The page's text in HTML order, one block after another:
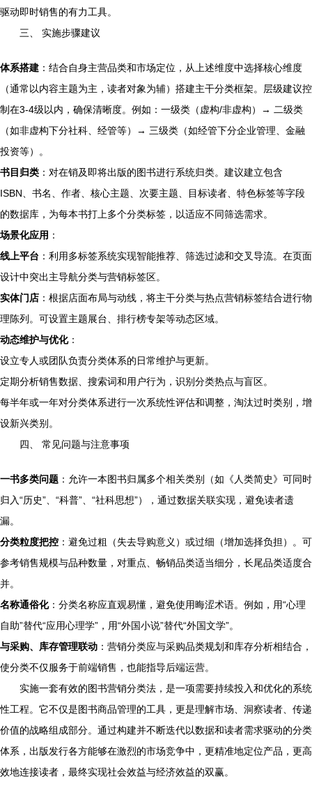
驱动即时销售的有力工具。
三、 实施步骤建议
体系搭建 ：结合自身主营品类和市场定位，从上述维度中选择核心维度
（通常以内容主题为主，读者对象为辅）搭建主干分类框架。层级建议控
制在3-4级以内，确保清晰度。例如：一级类（虚构/非虚构）→ 二级类
（如非虚构下分社科、经管等）→ 三级类（如经管下分企业管理、金融
投资等）。
书目归类 ：对在销及即将出版的图书进行系统归类。建议建立包含
ISBN、书名、作者、核心主题、次要主题、目标读者、特色标签等字段
的数据库，为每本书打上多个分类标签，以适应不同筛选需求。
场景化应用 ：
线上平台 ：利用多标签系统实现智能推荐、筛选过滤和交叉导流。在页面
设计中突出主导航分类与营销标签区。
实体门店 ：根据店面布局与动线，将主干分类与热点营销标签结合进行物
理陈列。可设置主题展台、排行榜专架等动态区域。
动态维护与优化：
设立专人或团队负责分类体系的日常维护与更新。
定期分析销售数据、搜索词和用户行为，识别分类热点与盲区。
每半年或一年对分类体系进行一次系统性评估和调整，淘汰过时类别，增
设新兴类别。
四、 常见问题与注意事项
一书多类问题 ：允许一本图书归属多个相关类别（如《人类简史》可同时
归入“历史”、“科普”、“社科思想”），通过数据关联实现，避免读者遗
漏。
分类粒度把控 ：避免过粗（失去导购意义）或过细（增加选择负担）。可
参考销售规模与品种数量，对重点、畅销品类适当细分，长尾品类适度合
并。
名称通俗化：分类名称应直观易懂，避免使用晦涩术语。例如，用“心理
自助”替代“应用心理学”，用“外国小说”替代“外国文学”。
与采购、库存管理联动 ：营销分类应与采购品类规划和库存分析相结合，
使分类不仅服务于前端销售，也能指导后端运营。
实施一套有效的图书营销分类法，是一项需要持续投入和优化的系统
性工程。它不仅是图书商品管理的工具，更是理解市场、洞察读者、传递
价值的战略组成部分。通过构建并不断迭代以数据和读者需求驱动的分类
体系，出版发行各方能够在激烈的市场竞争中，更精准地定位产品，更高
效地连接读者，最终实现社会效益与经济效益的双赢。